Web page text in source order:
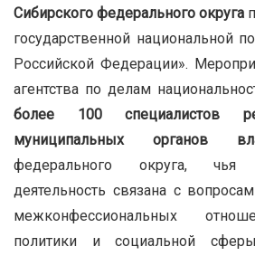
Сибирского федерального округа
государственной национальной
Российской Федерации».
агентства по делам
более 100 специалистов
муниципальных органов
федерального округа, чья
деятельность связана с
межконфессиональных
политики и социальной